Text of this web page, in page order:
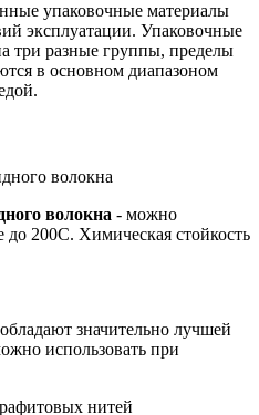
упаковочные материалы
эксплуатации. Упаковочные
три разные группы, пределы
в основном диапазоном
волокна - можно
до 200С. Химическая стойкость
значительно лучшей
использовать при